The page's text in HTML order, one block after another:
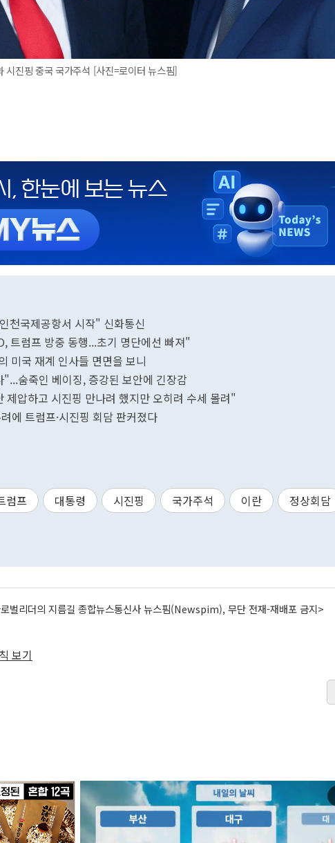
시진핑 중국 국가주석 [사진=로이터 뉴스핌]
천국제공항서 시작" 신화통신
트럼프 방중 동행...초기 명단에선 빠져"
미국 재계 인사들 면면을 보니
숨죽인 베이징, 증강된 보안에 긴장감
제압하고 시진핑 만나려 했지만 오히려 수세 몰려"
에 트럼프·시진핑 회담 판커졌다
럼프 대통령 시진핑 국가주석 이란
정상회담
벌리더의 지름길 종합뉴스통신사 뉴스핌(Newspim), 무단 전재-재배포 금지>
보기